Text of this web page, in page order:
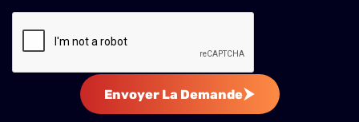
Envoyer La Demande